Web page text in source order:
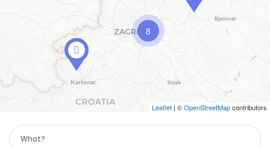
8
Leaflet | ©OpenStreetMapcontributors